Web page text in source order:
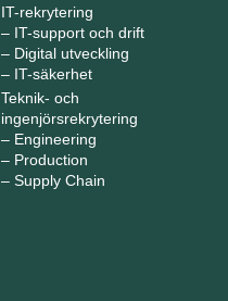
IT-rekrytering
– IT-support och drift
– Digital utveckling
– IT-säkerhet
Teknik- och
ingenjörsrekrytering
– Engineering
– Production
– Supply Chain